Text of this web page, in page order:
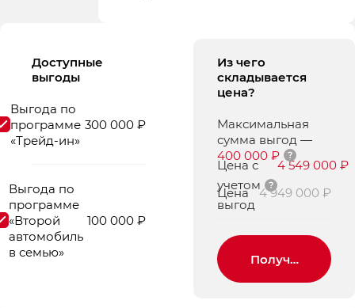
Доступные
выгоды
300 000 ₽
Выгода по
программе
«Трейд-ин»
100 000 ₽
Выгода по
программе
«Второй
автомобиль
в семью»
Из чего
складывается
цена?
Максимальная
сумма выгод —
400 000 ₽
Цена с
учетом
выгод
4 549 000 ₽
Цена
4 949 000 ₽
Получить